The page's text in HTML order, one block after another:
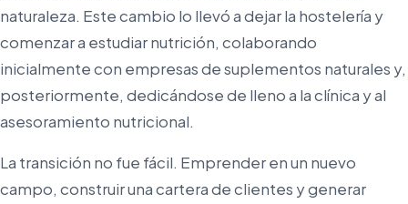
naturaleza. Este cambio lo llevó a dejar la hostelería y
comenzar a estudiar nutrición, colaborando
inicialmente con empresas de suplementos naturales y,
posteriormente, dedicándose de lleno a la clínica y al
asesoramiento nutricional.
La transición no fue fácil. Emprender en un nuevo
campo, construir una cartera de clientes y generar